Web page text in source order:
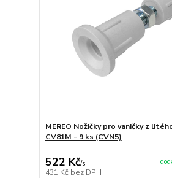
MEREO Nožičky pro vaničky z
CV81M - 9 ks (CVN5)
522 Kč/s
431 Kč bez DPH